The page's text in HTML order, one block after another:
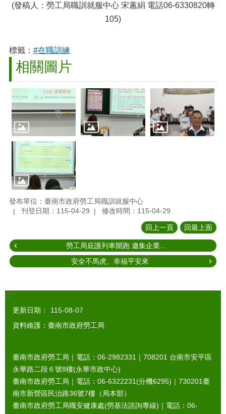
(發稿人：勞工局職訓就服中心 宋蕙絹 電話06-6330820轉
105)
標籤： #在職訓練
相關圖片
發布單位：臺南市政府勞工局職訓就服中心
刊登日期：115-04-29
修改時間：115-04-29
回上一頁 回最上面
勞工局庇護列車開跑 邀集企業...
安全不馬虎、幸福平安來
:::
更新日期：
115-08-07
資料維護：臺南市政府勞工局
臺南市政府勞工局｜電話：06-2982331｜ 708201 台南市安平區
永華路二段６號8樓(永華市政中心)
臺南市政府勞工局｜電話：06-6322231(分機6295)｜ 730201臺
南市新營區民治路36號7樓（局本部）
臺南市政府勞工局職安健康處(勞基法諮詢專線)｜電話：06-